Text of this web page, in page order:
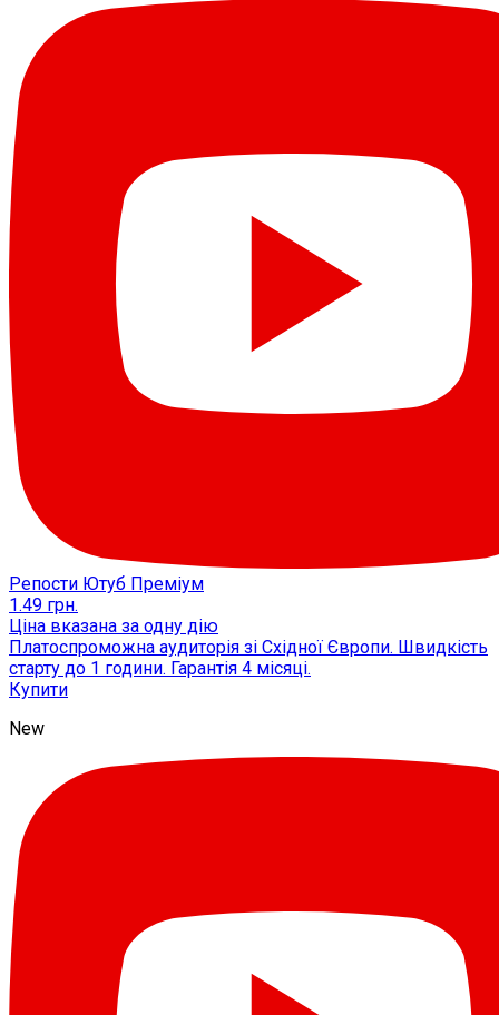
Репости Ютуб Преміум
1.49 грн.
Ціна вказана за одну дію
Платоспроможна аудиторія зі Східної Європи. Швидкість
старту до 1 години. Гарантія 4 місяці.
Купити
New